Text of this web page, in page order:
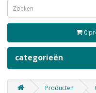
0
categorieën
Producten